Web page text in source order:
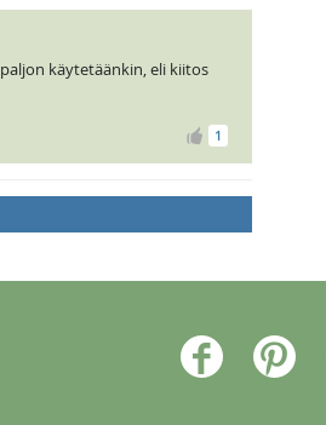
käytetäänkin, eli kiitos
1